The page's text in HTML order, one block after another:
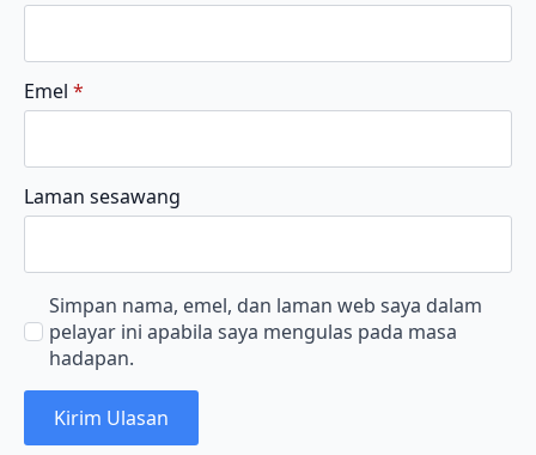
Emel *
Laman sesawang
Simpan nama, emel, dan laman web saya dalam
pelayar ini apabila saya mengulas pada masa
hadapan.